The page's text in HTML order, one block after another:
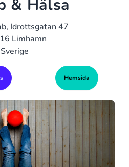
& Hälsa
Idrottsgatan 47
Limhamn
Sverige
Hemsida
I Sverige Sveriges Ledande Gymkedjor